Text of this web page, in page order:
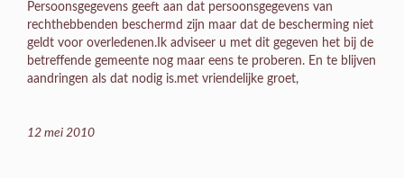
Persoonsgegevens geeft aan dat persoonsgegevens van
rechthebbenden beschermd zijn maar dat de bescherming niet
geldt voor overledenen.Ik adviseer u met dit gegeven het bij de
betreffende gemeente nog maar eens te proberen. En te blijven
aandringen als dat nodig is.met vriendelijke groet,
12 mei 2010